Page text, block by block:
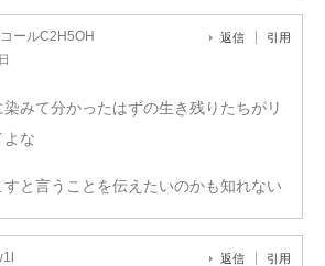
ールC2H5OH 返信 引用
みて分かったはずの生き残りたちがリ
よな
すと言うことを伝えたいのかも知れない
返信 引用